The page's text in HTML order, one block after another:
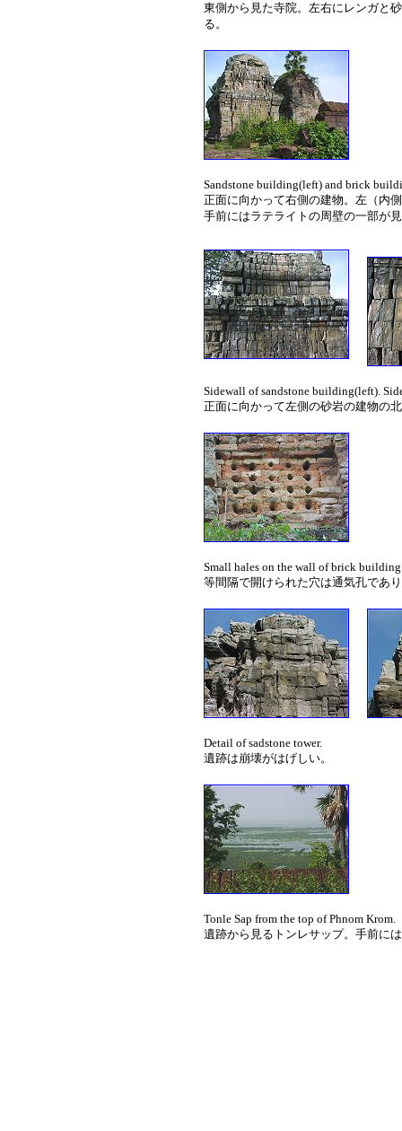
東側から見た寺院。左右にレンガと
る。
Sandstone building(left) and brick
正面に向かって右側の建物。左（内
手前にはラテライトの周壁の一部が
Sidewall of sandstone building(left).
正面に向かって左側の砂岩の建物の
Small hales on the wall of brick
等間隔で開けられた穴は通気孔であ
Detail of sadstone tower.
遺跡は崩壊がはげしい。
Tonle Sap from the top of Phnom Krom.
遺跡から見るトンレサップ。手前に